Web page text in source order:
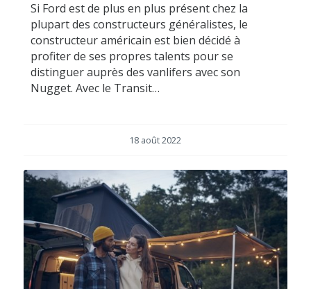
Si Ford est de plus en plus présent chez la
plupart des constructeurs généralistes, le
constructeur américain est bien décidé à
profiter de ses propres talents pour se
distinguer auprès des vanlifers avec son
Nugget. Avec le Transit…
18 août 2022